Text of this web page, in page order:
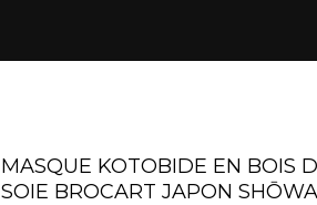
MASQUE KOTOBIDE EN BOIS
SOIE BROCART JAPON SHŌWA